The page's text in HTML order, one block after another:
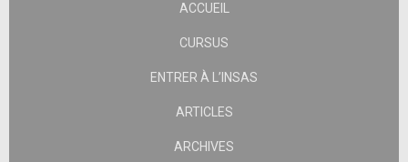
ACCUEIL
CURSUS
ENTRER À L’INSAS
ARTICLES
ARCHIVES